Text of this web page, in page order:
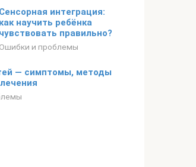
Сенсорная интеграция:
как научить ребёнка
чувствовать правильно?
Ошибки и проблемы
— симптомы, методы